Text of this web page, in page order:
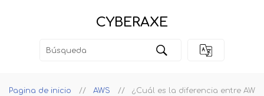
CYBERAXE
Pagina de inicio AWS ¿Cuál es la diferencia entre AWS